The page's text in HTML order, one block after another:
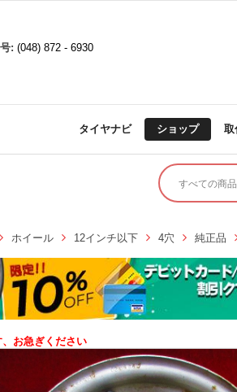
: (048) 872 - 6930
タイヤナビ ショップ 取
ホイール 12インチ以下 4穴 純正品
お急ぎください